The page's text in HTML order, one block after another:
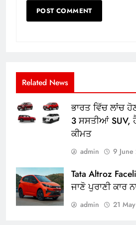
Related News
ਭਾਰਤ ਵਿੱਚ ਲਾਂਚ
3 ਸਸਤੀਆਂ SUV,
ਕੀਮਤ
admin 9
Tata Altroz
ਜਾਣੋ ਪੁਰਾਣੀ ਕਾਰ
admin 21